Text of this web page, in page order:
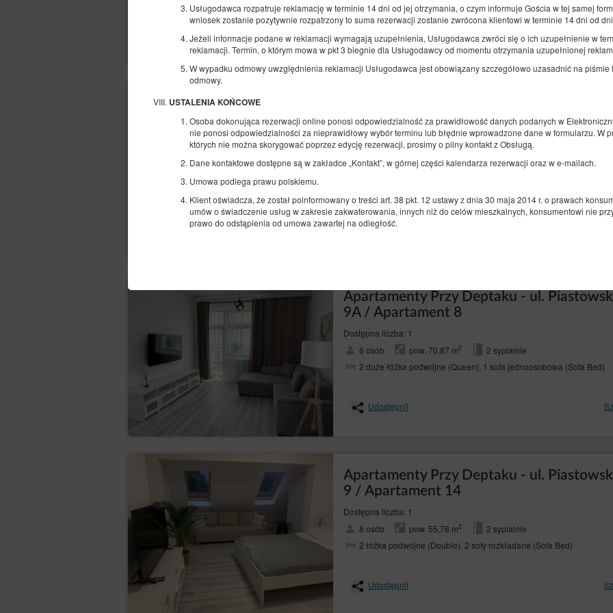
Usługodawca rozpatruje reklamację w terminie 14 dni od jej otrzymania, o czym informuje Gościa w tej samej
wniosek zostanie pozytywnie rozpatrzony to suma rezerwacji zostanie zwrócona klientowi w terminie 14 dni od
Jeżeli informacje podane w reklamacji wymagają uzupełnienia, Usługodawca zwróci się o ich uzupełnienie w
reklamacji. Termin, o którym mowa w pkt 3 biegnie dla Usługodawcy od momentu otrzymania uzupełnionej
W wypadku odmowy uwzględnienia reklamacji Usługodawca jest obowiązany szczegółowo uzasadnić na
odmowy.
USTALENIA KOŃCOWE
Osoba dokonująca rezerwacji online ponosi odpowiedzialność za prawidłowość danych podanych w
nie ponosi odpowiedzialności za nieprawidłowy wybór terminu lub błędnie wprowadzone dane w formularzu. W
których nie można skorygować poprzez edycję rezerwacji, prosimy o pilny kontakt z Obsługą.
Dane kontaktowe dostępne są w zakładce „Kontakt”, w górnej części kalendarza rezerwacji oraz w e-mailach.
Umowa podlega prawu polskiemu.
Klient oświadcza, że został poinformowany o treści art. 38 pkt. 12 ustawy z dnia 30 maja 2014 r. o prawach
umów o świadczenie usług w zakresie zakwaterowania, innych niż do celów mieszkalnych, konsumentowi nie
prawo do odstąpienia od umowa zawartej na odległość.
Pobyt z psem
Udostępnij
9 / Apartament 2
Dostępna liczba: 1
2 duże łóżka podwójne (Queen), 1 sofa jednoosobowa (Sofa Bed)
Pobyt z psem
Udostępnij
Apartamenty Przy Deptaku - ul.
9A / Apartament 8
Dostępna liczba: 1
6 osób
pow. 70,87 m2
2 sypialnie
2 duże łóżka podwójne (Queen), 1 sofa jednoosobowa (Sofa Bed)
Udostępnij
Apartamenty Przy Deptaku - ul.
9 / Apartament 14
Dostępna liczba: 1
8 osób
pow. 55,78 m2
2 sypialnie
2 łóżka podwójne (Double), 2 sofy rozkładane (Sofa Bed)
Udostępnij